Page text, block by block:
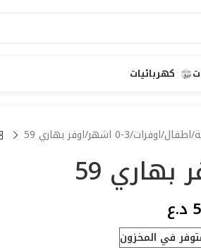
كهربائيات
اطفالاوفرات 0-3 اشهر اوفر بهاري 59
بهاري 59
د.ع
في المخزون